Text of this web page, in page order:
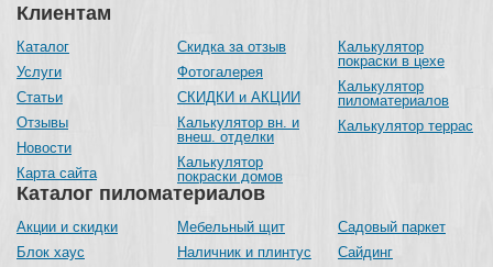
Каталог пиломатериалов
Акции и скидки
Блок хаус
Мебельный щит
Наличник и плинтус
Садовый паркет
Сайдинг
Клиентам
Каталог
Услуги
Статьи
Отзывы
Новости
Карта сайта
Скидка за отзыв
Фотогалерея
СКИДКИ и АКЦИИ
Калькулятор вн. и
внеш. отделки
Калькулятор
покраски домов
Калькулятор
покраски в цехе
Калькулятор
пиломатериалов
Калькулятор террас